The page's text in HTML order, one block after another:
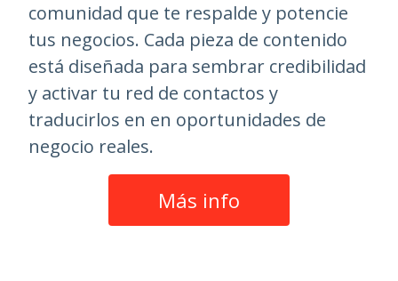
comunidad que te respalde y potencie
tus negocios. Cada pieza de contenido
está diseñada para sembrar credibilidad
y activar tu red de contactos y
traducirlos en en oportunidades de
negocio reales.
Más info